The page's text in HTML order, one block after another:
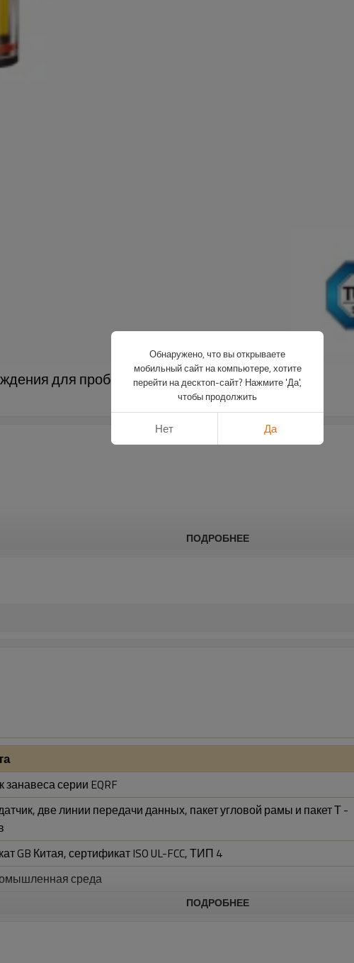
для пробойного пресса｜DADISICK
ПОДРОБНЕЕ
серии EQRF
две линии передачи данных, пакет угловой рамы и пакет Т -
GB Китая, сертификат ISO UL-FCC, ТИП 4
среда
ПОДРОБНЕЕ
Обнаружено, что вы открываете
мобильный сайт на компьютере, хотите
перейти на десктоп-сайт? Нажмите 'Да',
чтобы продолжить
Нет Да